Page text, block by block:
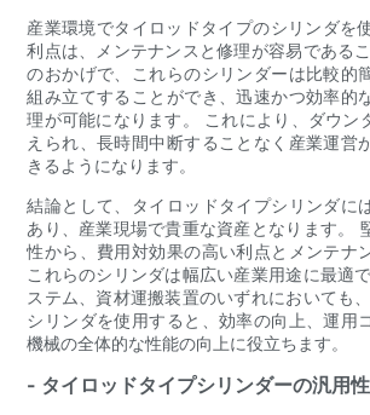
産業環境でタイロッドタイプのシリンダを
利点は、メンテナンスと修理が容易である
のおかげで、これらのシリンダーは比較的
組み立てすることができ、迅速かつ効率的
理が可能になります。 これにより、ダウン
えられ、長時間中断することなく産業運営
きるようになります。
結論として、タイロッドタイプシリンダに
あり、産業現場で貴重な資産となります。
性から、費用対効果の高い利点とメンテナ
これらのシリンダは幅広い産業用途に最適
ステム、資材運搬装置のいずれにおいても
シリンダを使用すると、効率の向上、運用
機械の全体的な性能の向上に役立ちます。
- タイロッドタイプシリンダーの汎用